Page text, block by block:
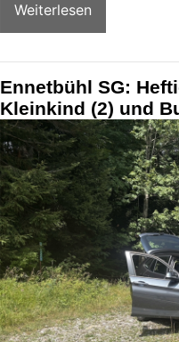
Weiterlesen
Ennetbühl SG:
Kleinkind (2) und